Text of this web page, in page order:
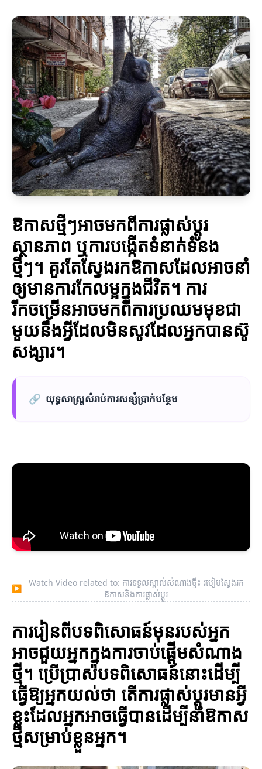
ឱកាសថ្មីៗអាចមកពីការផ្លាស់ប្តូរ
ស្ថានភាព ឬការបង្កើតទំនាក់ទំនង
ថ្មីៗ។ គួរតែស្វែងរកឱកាសដែលអាចនាំ
ឲ្យមានការកែលម្អក្នុងជីវិត។ ការ
រីកចម្រើនអាចមកពីការប្រឈមមុខជា
មួយនឹងអ្វីដែលមិនសូវដែលអ្នកបានស៊ូ
សង្សារ។
🔗 យុទ្ធសាស្ត្រសំរាប់ការសន្សំប្រាក់បន្ថែម
▶
Watch Video related to: ការទទួលស្គាល់សំណាងថ្មី៖ របៀបស្វែងរក
ឱកាសនិងការផ្លាស់ប្តូរ
ការរៀនពីបទពិសោធន៍មុនរបស់អ្នក
អាចជួយអ្នកក្នុងការចាប់ផ្តើមសំណាង
ថ្មី។ ប្រើប្រាស់បទពិសោធន៍នោះដើម្បី
ធ្វើឱ្យអ្នកយល់ថា តើការផ្លាស់ប្តូរមានអ្វី
ខ្លះដែលអ្នកអាចធ្វើបានដើម្បីនាំឱកាស
ថ្មីសម្រាប់ខ្លួនអ្នក។